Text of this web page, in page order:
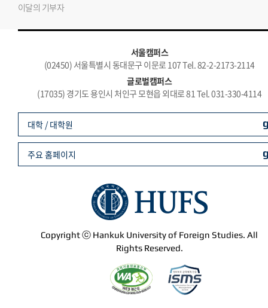
이달의 기부자
서울캠퍼스
(02450) 서울특별시 동대문구 이문로 107 Tel. 82-2-2173-2114
글로벌캠퍼스
(17035) 경기도 용인시 처인구 모현읍 외대로 81 Tel. 031-330-4114
Copyright ⓒ Hankuk University of Foreign Studies. All
Rights Reserved.
대학 / 대학원
주요 홈페이지